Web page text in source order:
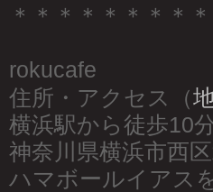
＊＊＊＊＊＊＊＊＊
rokucafe
住所・アクセス（
横浜駅から徒歩10
神奈川県横浜市西
ハマボールイアス